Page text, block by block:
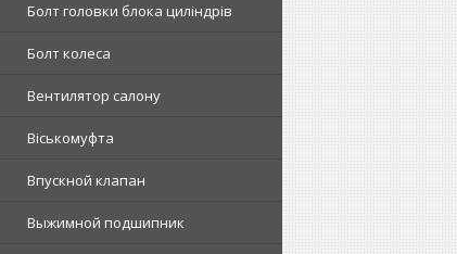
Болт головки блока циліндрів
Болт колеса
Вентилятор салону
Віськомуфта
Впускной клапан
Выжимной подшипник